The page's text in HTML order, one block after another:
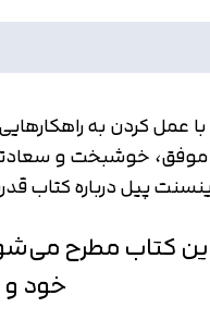
با عمل کردن به
خوشبخت و
وینسنت پیل درباره
کتاب مطرح
خود و